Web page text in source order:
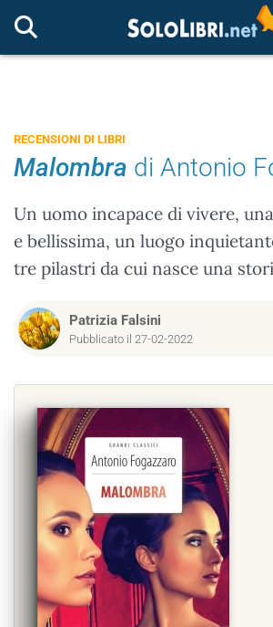
RECENSIONI DI LIBRI
Malombra di Antonio
Un uomo incapace di vivere,
e bellissima, un luogo
tre pilastri da cui nasce una
Patrizia Falsini
Pubblicato il 27-02-2022